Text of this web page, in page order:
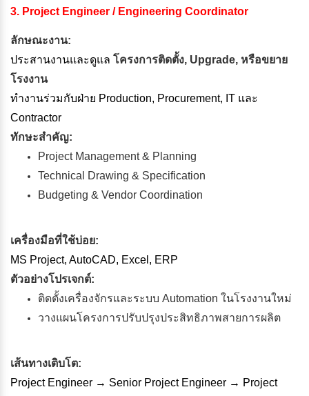
3. Project Engineer / Engineering Coordinator
ลักษณะงาน:
ประสานงานและดูแล โครงการติดตั้ง, Upgrade, หรือขยาย
โรงงาน
ทำงานร่วมกับฝ่าย Production, Procurement, IT และ
Contractor
ทักษะสำคัญ:
Project Management & Planning
Technical Drawing & Specification
Budgeting & Vendor Coordination
เครื่องมือที่ใช้บ่อย:
MS Project, AutoCAD, Excel, ERP
ตัวอย่างโปรเจกต์:
ติดตั้งเครื่องจักรและระบบ Automation ในโรงงานใหม่
วางแผนโครงการปรับปรุงประสิทธิภาพสายการผลิต
เส้นทางเติบโต:
Project Engineer → Senior Project Engineer → Project